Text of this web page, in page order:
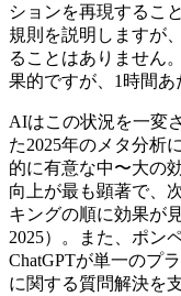
ションを再現するこ
規則を説明しますが
ることはありません
果的ですが、1時間あ
AIはこの状況を一変
た2025年のメタ分析
的に有意な中〜大の
向上が最も顕著で、
キングの順に効果が
2025）。また、ポン
ChatGPTが単一のプ
に関する質問解決を